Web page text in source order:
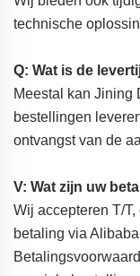
technische
Q: Wat is de
Meestal kan Jining
bestellingen
ontvangst van de
V: Wat zijn uw
Wij accepteren T/
betaling via